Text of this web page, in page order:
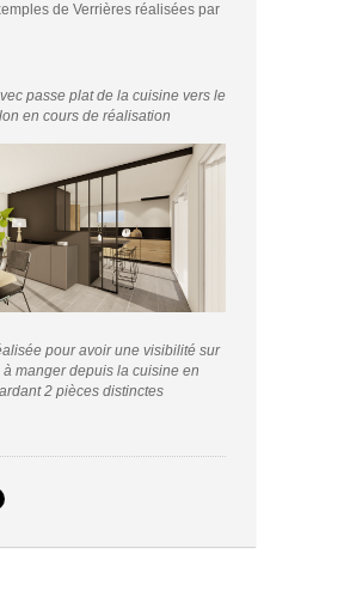
de Verrières réalisées par
passe plat de la cuisine vers le
en cours de réalisation
pour avoir une visibilité sur
manger depuis la cuisine en
2 pièces distinctes